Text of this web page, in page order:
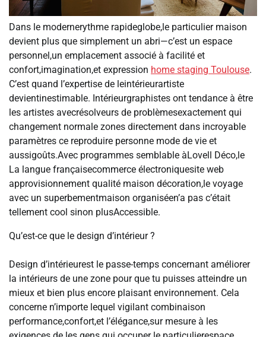
Dans le modernerythme rapideglobe,le particulier maison
devient plus que simplement un abri—c’est un espace
personnel,un emplacement associé à facilité et
confort,imagination,et expression home staging Toulouse.
C’est quand l’expertise de leintérieurartiste
devientinestimable. Intérieurgraphistes ont tendance à être
les artistes avecrésolveurs de problèmesexactement qui
changement normale zones directement dans incroyable
paramètres ce reproduire personne mode de vie et
aussigoûts.Avec programmes semblable àLovell Déco,le
La langue françaisecommerce électroniquesite web
approvisionnement qualité maison décoration,le voyage
avec un superbementmaison organiséen’a pas c’était
tellement cool sinon plusAccessible.
Qu’est-ce que le design d’intérieur ?
Design d’intérieurest le passe-temps concernant améliorer
la intérieurs de une zone pour que tu puisses atteindre un
mieux et bien plus encore plaisant environnement. Cela
concerne n’importe lequel vigilant combinaison
performance,confort,et l’élégance,sur mesure à les